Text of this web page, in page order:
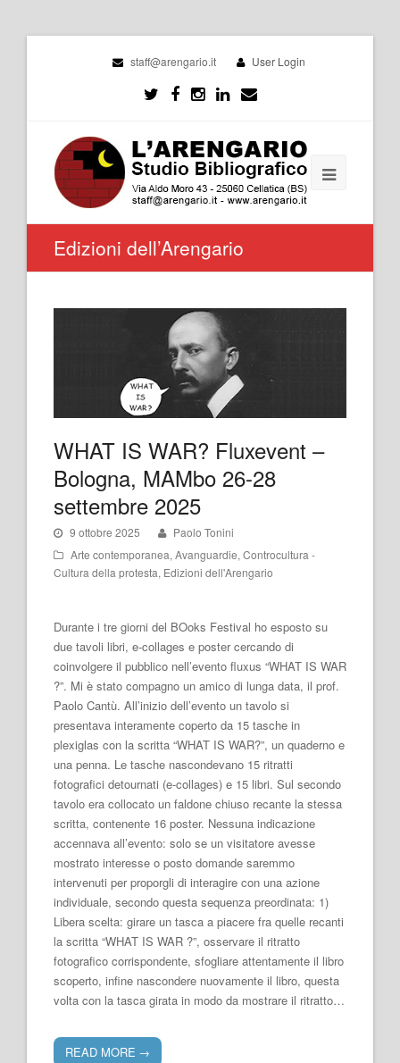
staff@arengario.it User Login
Edizioni dell’Arengario
WHAT IS WAR? Fluxevent –
Bologna, MAMbo 26-28
settembre 2025
9 ottobre 2025
Paolo Tonini
Arte contemporanea, Avanguardie, Controcultura -
Cultura della protesta, Edizioni dell'Arengario
Durante i tre giorni del BOoks Festival ho esposto su
due tavoli libri, e-collages e poster cercando di
coinvolgere il pubblico nell’evento fluxus “WHAT IS WAR
?”. Mi è stato compagno un amico di lunga data, il prof.
Paolo Cantù. All’inizio dell’evento un tavolo si
presentava interamente coperto da 15 tasche in
plexiglas con la scritta “WHAT IS WAR?”, un quaderno e
una penna. Le tasche nascondevano 15 ritratti
fotografici detournati (e-collages) e 15 libri. Sul secondo
tavolo era collocato un faldone chiuso recante la stessa
scritta, contenente 16 poster. Nessuna indicazione
accennava all’evento: solo se un visitatore avesse
mostrato interesse o posto domande saremmo
intervenuti per proporgli di interagire con una azione
individuale, secondo questa sequenza preordinata: 1)
Libera scelta: girare un tasca a piacere fra quelle recanti
la scritta “WHAT IS WAR ?”, osservare il ritratto
fotografico corrispondente, sfogliare attentamente il libro
scoperto, infine nascondere nuovamente il libro, questa
volta con la tasca girata in modo da mostrare il ritratto…
READ MORE →